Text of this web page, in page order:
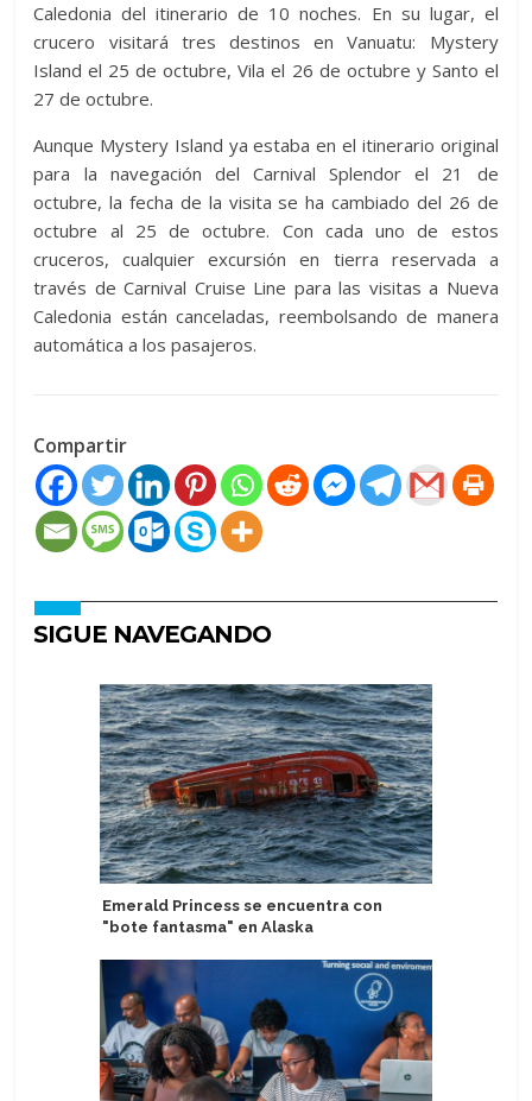
Caledonia del itinerario de 10 noches. En su lugar, el
crucero visitará tres destinos en Vanuatu: Mystery
Island el 25 de octubre, Vila el 26 de octubre y Santo el
27 de octubre.
Aunque Mystery Island ya estaba en el itinerario original
para la navegación del Carnival Splendor el 21 de
octubre, la fecha de la visita se ha cambiado del 26 de
octubre al 25 de octubre. Con cada uno de estos
cruceros, cualquier excursión en tierra reservada a
través de Carnival Cruise Line para las visitas a Nueva
Caledonia están canceladas, reembolsando de manera
automática a los pasajeros.
Compartir
SIGUE NAVEGANDO
Emerald Princess se encuentra con
"bote fantasma" en Alaska